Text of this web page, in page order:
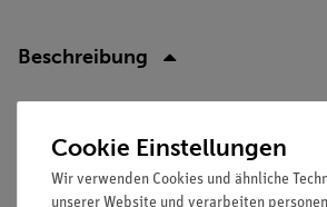
Beschreibung
Prinzip
Die Schüler sollen mit den Kenntnissen
Cookie Einstellungen
Wir verwenden Cookies und ähnliche
unserer Website und verarbeiten